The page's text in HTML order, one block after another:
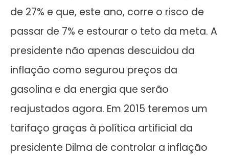
de 27% e que, este ano, corre o risco de
passar de 7% e estourar o teto da meta. A
presidente não apenas descuidou da
inflação como segurou preços da
gasolina e da energia que serão
reajustados agora. Em 2015 teremos um
tarifaço graças à política artificial da
presidente Dilma de controlar a inflação